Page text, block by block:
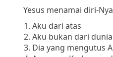
Yesus menamai diri-
Aku dari atas
Aku bukan dari
Dia yang mengutus